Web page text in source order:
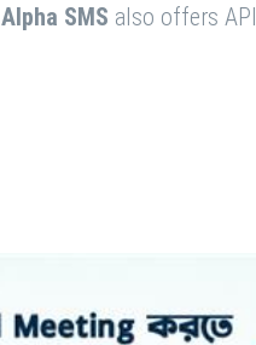
Alpha SMS also offers API